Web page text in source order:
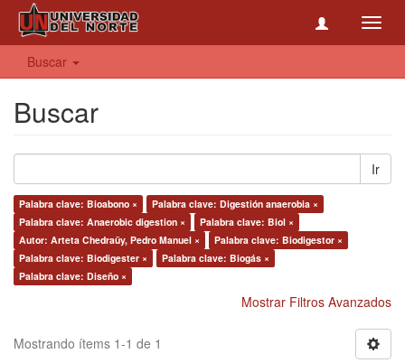
Buscar
Buscar
Ir
Palabra clave: Bioabono ×
Palabra clave: Digestión anaerobia ×
Palabra clave: Anaerobic digestion ×
Palabra clave: Biol ×
Autor: Arteta Chedraüy, Pedro Manuel ×
Palabra clave: Biodigestor ×
Palabra clave: Biodigester ×
Palabra clave: Biogás ×
Palabra clave: Diseño ×
Mostrar Filtros Avanzados
Mostrando ítems 1-1 de 1